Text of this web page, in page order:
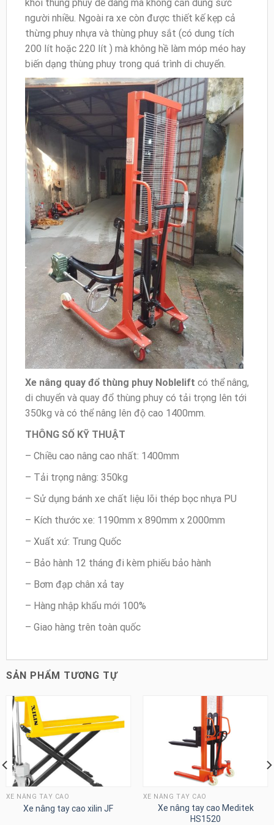
khỏi thùng phuy dễ dàng mà không cần dùng sức
người nhiều. Ngoài ra xe còn được thiết kế kẹp cả
thừng phuy nhựa và thùng phuy sắt (có dung tích
200 lít hoặc 220 lít ) mà không hề làm móp méo hay
biến dạng thùng phuy trong quá trình di chuyển.
Xe nâng quay đổ thùng phuy Noblelift có thể nâng,
di chuyển và quay đổ thùng phuy có tải trọng lên tới
350kg và có thể nâng lên độ cao 1400mm.
THÔNG SỐ KỸ THUẬT
– Chiều cao nâng cao nhất: 1400mm
– Tải trọng nâng: 350kg
– Sử dụng bánh xe chất liệu lõi thép bọc nhựa PU
– Kích thước xe: 1190mm x 890mm x 2000mm
– Xuất xứ: Trung Quốc
– Bảo hành 12 tháng đi kèm phiếu bảo hành
– Bơm đạp chân xả tay
– Hàng nhập khẩu mới 100%
– Giao hàng trên toàn quốc
SẢN PHẨM TƯƠNG TỰ
XE NÂNG TAY CAO
Xe nâng tay cao xilin JF
XE NÂNG TAY CAO
Xe nâng tay cao Meditek
HS1520